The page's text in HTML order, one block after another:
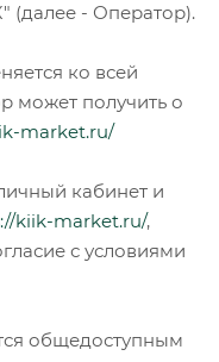
- Оператор).
ко всей
может получить о
market.ru/
кабинет и
kiik-market.ru/,
с условиями
общедоступным